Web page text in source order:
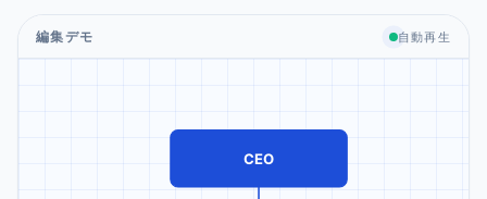
編集デモ 自動再生
CEO